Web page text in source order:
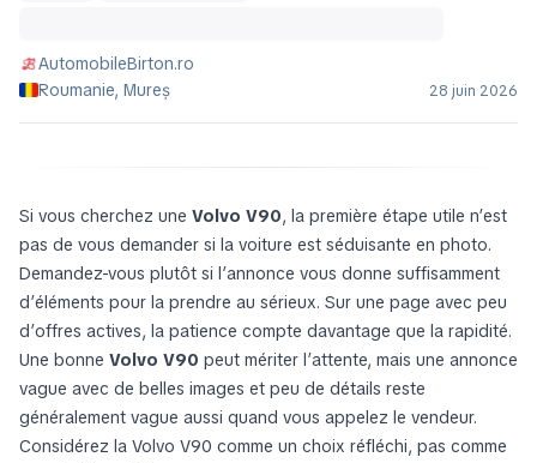
AutomobileBirton.ro
Roumanie, Mureș
28 juin 2026
Si vous cherchez une Volvo V90, la première étape utile n’est
pas de vous demander si la voiture est séduisante en photo.
Demandez-vous plutôt si l’annonce vous donne suffisamment
d’éléments pour la prendre au sérieux. Sur une page avec peu
d’offres actives, la patience compte davantage que la rapidité.
Une bonne Volvo V90 peut mériter l’attente, mais une annonce
vague avec de belles images et peu de détails reste
généralement vague aussi quand vous appelez le vendeur.
Considérez la Volvo V90 comme un choix réfléchi, pas comme